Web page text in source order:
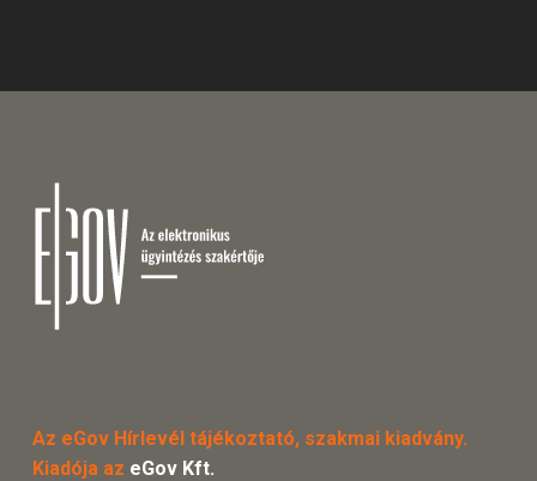
Az eGov Hírlevél tájékoztató, szakmai kiadvány.
Kiadója az eGov Kft.